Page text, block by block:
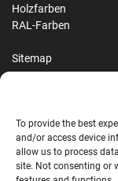
To provide the best
and/or access device
allow us to process
site. Not consenting or
Holzfarben
RAL-Farben
Sitemap